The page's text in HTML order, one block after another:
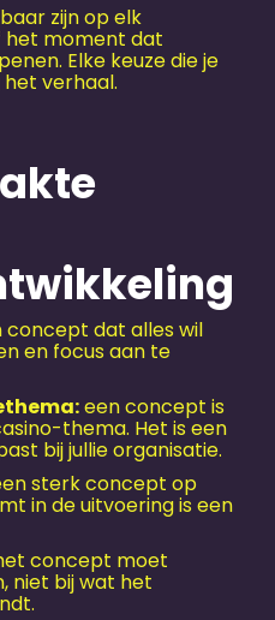
zijn op elk
moment dat
Elke keuze die je
verhaal.
concept dat alles wil
en focus aan te
een concept is
thema. Het is een
bij jullie organisatie.
sterk concept op
in de uitvoering is een
concept moet
niet bij wat het